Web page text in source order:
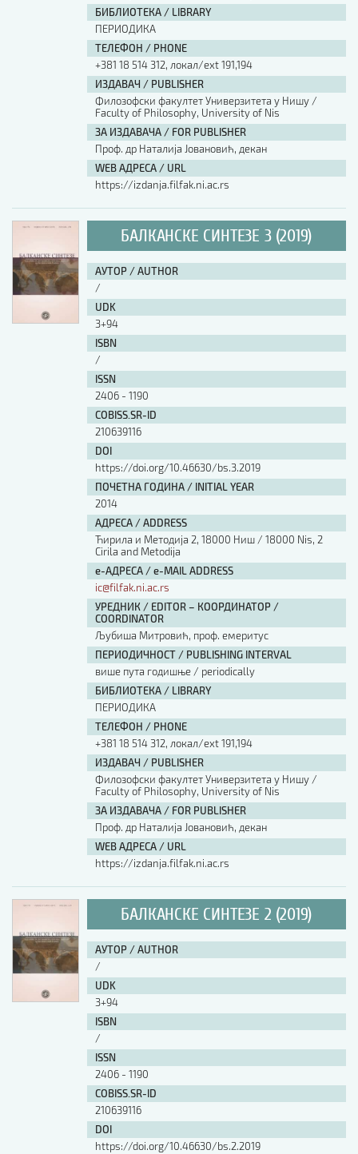
АУТОР / AUTHOR
ISSN
COBISS.SR-ID
БИБЛИОТЕКА / LIBRARY
ПЕРИОДИКА
ТЕЛЕФОН / PHONE
+381 18 514 312, локал/ext 191,194
ИЗДАВАЧ / PUBLISHER
Филозофски факултет Универзитета у Нишу /
Faculty of Philosophy, University of Nis
ЗА ИЗДАВАЧА / FOR PUBLISHER
Проф. др Наталија Јовановић, декан
WEB АДРЕСА / URL
https://izdanja.filfak.ni.ac.rs
БАЛКАНСКЕ СИНТЕЗЕ 3 (2019)
АУТОР / AUTHOR
/
UDK
3+94
ISBN
/
ISSN
2406 - 1190
COBISS.SR-ID
210639116
DOI
https://doi.org/10.46630/bs.3.2019
ПОЧЕТНА ГОДИНА / INITIAL YEAR
2014
АДРЕСА / ADDRESS
Ћирила и Методија 2, 18000 Ниш / 18000 Nis, 2
Cirila and Metodija
е-АДРЕСА / e-MAIL ADDRESS
ic@filfak.ni.ac.rs
УРЕДНИК / EDITOR – КООРДИНАТОР /
COORDINATOR
Љубиша Митровић, проф. емеритус
ПЕРИОДИЧНОСТ / PUBLISHING INTERVAL
више пута годишње / periodically
БИБЛИОТЕКА / LIBRARY
ПЕРИОДИКА
ТЕЛЕФОН / PHONE
+381 18 514 312, локал/ext 191,194
ИЗДАВАЧ / PUBLISHER
Филозофски факултет Универзитета у Нишу /
Faculty of Philosophy, University of Nis
ЗА ИЗДАВАЧА / FOR PUBLISHER
Проф. др Наталија Јовановић, декан
WEB АДРЕСА / URL
https://izdanja.filfak.ni.ac.rs
БАЛКАНСКЕ СИНТЕЗЕ 2 (2019)
АУТОР / AUTHOR
/
UDK
3+94
ISBN
/
ISSN
2406 - 1190
COBISS.SR-ID
210639116
DOI
https://doi.org/10.46630/bs.2.2019